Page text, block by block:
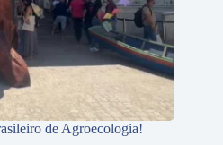
de Agroecologia!